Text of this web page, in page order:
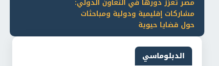
مصر تعزز دورها في التعاون الدولي:
مشاركات إقليمية ودولية ومباحثات
حول قضايا حيوية
الدبلوماسي